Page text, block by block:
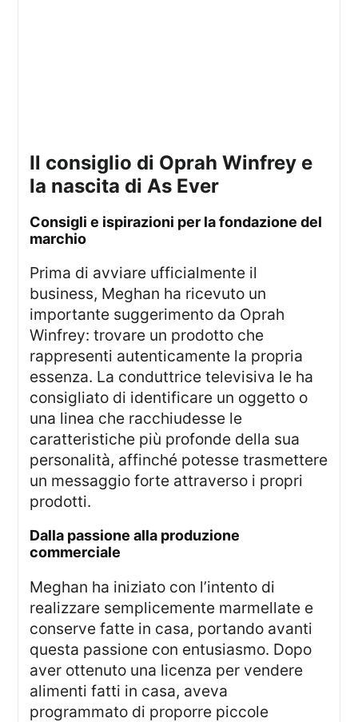
il consiglio di Oprah Winfrey e
la nascita diAs Ever
consigli e ispirazioni per la fondazione del
marchio
Prima di avviare ufficialmente il
business, Meghan ha ricevuto un
importante suggerimento da Oprah
Winfrey: trovare un prodotto che
rappresenti autenticamente la propria
essenza. La conduttrice televisiva le ha
consigliato di identificare un oggetto o
una linea che racchiudesse le
caratteristiche più profonde della sua
personalità, affinché potesse trasmettere
un messaggio forte attraverso i propri
prodotti.
dalla passione alla produzione
commerciale
Meghan ha iniziato con l’intento di
realizzare semplicemente marmellate e
conserve fatte in casa, portando avanti
questa passione con entusiasmo. Dopo
aver ottenuto una licenza per vendere
alimenti fatti in casa, aveva
programmato di proporre piccole